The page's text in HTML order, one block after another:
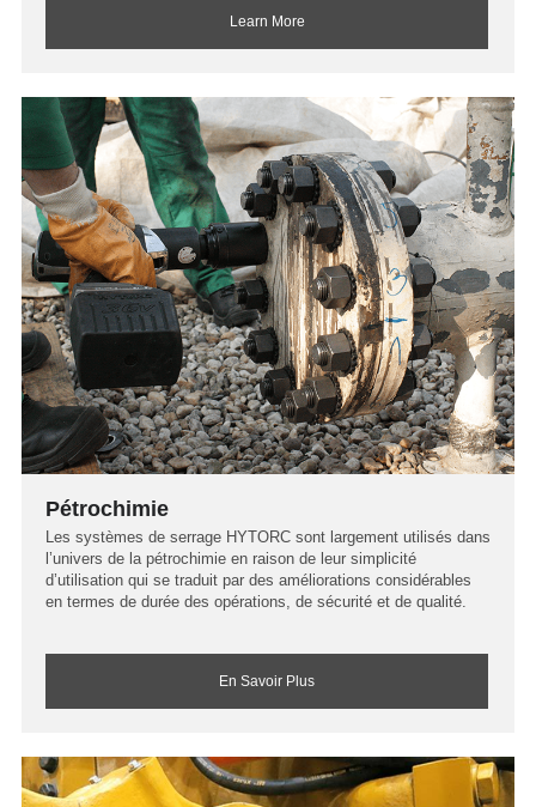
Learn More
Pétrochimie
Les systèmes de serrage HYTORC sont largement utilisés dans
l’univers de la pétrochimie en raison de leur simplicité
d’utilisation qui se traduit par des améliorations considérables
en termes de durée des opérations, de sécurité et de qualité.
En Savoir Plus